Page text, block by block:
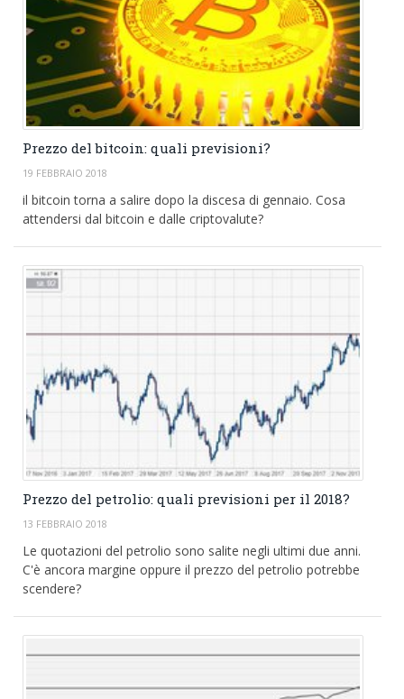
Prezzo del bitcoin: quali previsioni?
19 FEBBRAIO 2018
il bitcoin torna a salire dopo la discesa di gennaio. Cosa
attendersi dal bitcoin e dalle criptovalute?
Prezzo del petrolio: quali previsioni per il 2018?
13 FEBBRAIO 2018
Le quotazioni del petrolio sono salite negli ultimi due anni.
C'è ancora margine oppure il prezzo del petrolio potrebbe
scendere?